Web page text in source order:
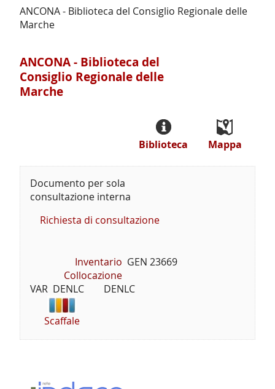
ANCONA - Biblioteca del Consiglio Regionale delle
Marche
ANCONA - Biblioteca del
Consiglio Regionale delle
Marche
Mappa
Biblioteca
Documento per sola
consultazione interna
Richiesta di consultazione
Inventario GEN 23669
Collocazione
VAR  DENLC        DENLC
Scaffale